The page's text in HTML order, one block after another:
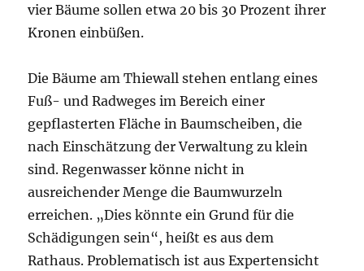
vier Bäume sollen etwa 20 bis 30 Prozent ihrer
Kronen einbüßen.
Die Bäume am Thiewall stehen entlang eines
Fuß- und Radweges im Bereich einer
gepflasterten Fläche in Baumscheiben, die
nach Einschätzung der Verwaltung zu klein
sind. Regenwasser könne nicht in
ausreichender Menge die Baumwurzeln
erreichen. „Dies könnte ein Grund für die
Schädigungen sein“, heißt es aus dem
Rathaus. Problematisch ist aus Expertensicht